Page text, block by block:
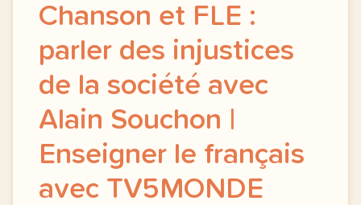
Chanson et FLE :
parler des injustices
de la société avec
Alain Souchon |
Enseigner le français
avec TV5MONDE